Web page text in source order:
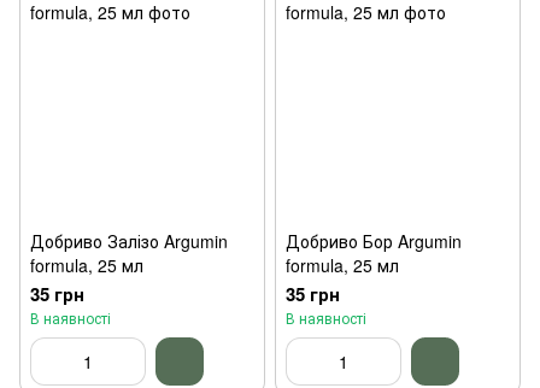
Добриво Залізо Argumin
formula, 25 мл
35 грн
В наявності
Добриво Бор Argumin
formula, 25 мл
35 грн
В наявності